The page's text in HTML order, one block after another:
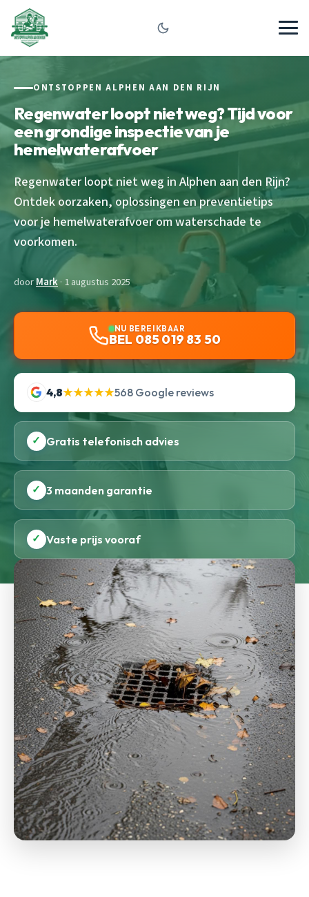
ONTSTOPPEN ALPHEN AAN DEN RIJN
Regenwater loopt niet weg? Tijd voor
een grondige inspectie van je
hemelwaterafvoer
Regenwater loopt niet weg in Alphen aan den Rijn?
Ontdek oorzaken, oplossingen en preventietips
voor je hemelwaterafvoer om waterschade te
voorkomen.
doorMark· 1 augustus 2025
NU BEREIKBAAR
BEL 085 019 83 50
4,8★★★★★568 Google reviews
✓ Gratis telefonisch advies
✓ 3 maanden garantie
✓ Vaste prijs vooraf